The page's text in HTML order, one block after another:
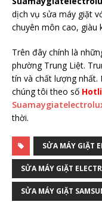
dịch vụ sửa máy giặt
chuyên môn cao, giàu
Trên đây chính là
phường Trung Liệt.
tín và chất lượng nhất.
chúng tôi theo số
thời.
SỬA MÁY GIẶT
SỬA MÁY GIẶT
SỬA MÁY GIẶT